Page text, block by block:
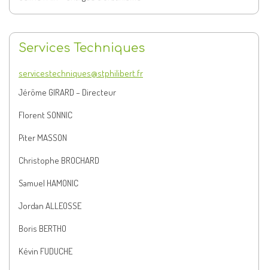
Services Techniques
servicestechniques@stphilibert.fr
Jérôme GIRARD – Directeur
Florent SONNIC
Piter MASSON
Christophe BROCHARD
Samuel HAMONIC
Jordan ALLEOSSE
Boris BERTHO
Kévin FUDUCHE